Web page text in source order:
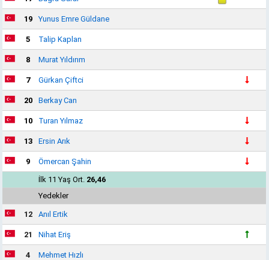
19 Yunus Emre Güldane
5 Talip Kaplan
8 Murat Yıldırım
7 Gürkan Çiftci
20 Berkay Can
10 Turan Yılmaz
13 Ersin Arık
9
Ömercan Şahin
İlk 11 Yaş Ort. 26,46
Yedekler
12 Anıl Ertik
21 Nihat Eriş
4 Mehmet Hızlı